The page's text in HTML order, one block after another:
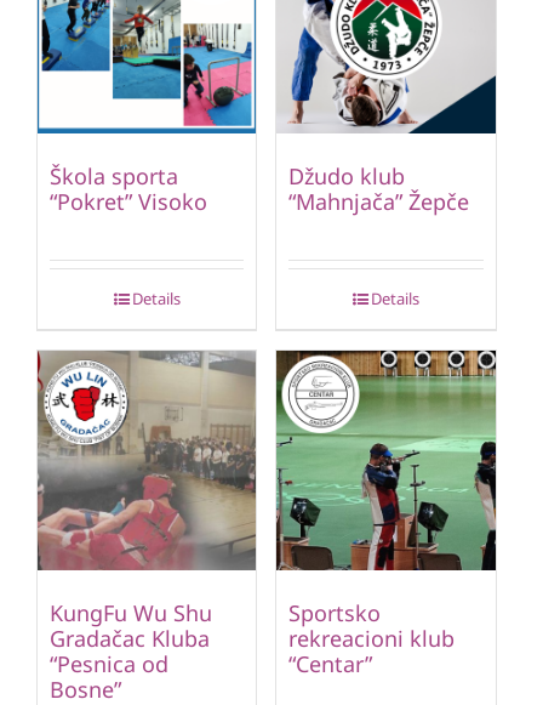
Škola sporta
“Pokret” Visoko
Details
Džudo klub
“Mahnjača” Žepče
Details
KungFu Wu Shu
Gradačac Kluba
“Pesnica od
Bosne”
Sportsko
rekreacioni klub
“Centar”